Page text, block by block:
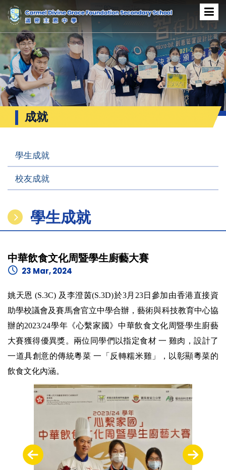
成就
學生成就
校友成就
學生成就
中華飲食文化周暨學生廚藝大賽
23 Mar, 2024
姚天恩 (S.3C) 及李澄茵(S.3D)於3月23日參加由香港直接資
助學校議會及賽馬會官立中學合辦，藝術與科技教育中心協
辦的2023/24學年《心繫家國》中華飲食文化周暨學生廚藝
大賽獲得優異獎。兩位同學們以指定食材 一 雞肉，設計了
一道具創意的傳統粵菜 一「反轉糯米雞」，以彰顯粵菜的
飲食文化內涵。